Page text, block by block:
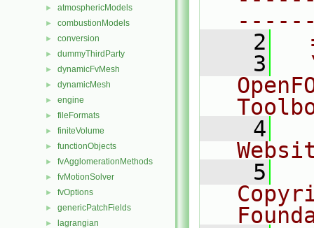
► atmosphericModels
► combustionModels
► conversion
► dummyThirdParty
► dynamicFvMesh
► dynamicMesh
► engine
► fileFormats
► finiteVolume
► functionObjects
► fvAgglomerationMethods
► fvMotionSolver
► fvOptions
► genericPatchFields
► lagrangian
    2
    3
    4
    5